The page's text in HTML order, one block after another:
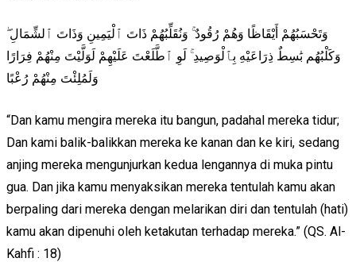
وَتَحْسَبُهُمْ أَيْقَاظًا وَهُمْ رُقُودٌ ۚ وَنُقَلِّبُهُمْ ذَاتَ ٱلْيَمِينِ وَذَاتَ ٱلشِّمَالِ ۖ
وَكَلْبُهُم بَٰسِطٌ ذِرَاعَيْهِ بِٱلْوَصِيدِ ۚ لَوِ ٱطَّلَعْتَ عَلَيْهِمْ لَوَلَّيْتَ مِنْهُمْ فِرَارًا
وَلَمُلِئْتَ مِنْهُمْ رُعْبًا
“Dan kamu mengira mereka itu bangun, padahal mereka tidur;
Dan kami balik-balikkan mereka ke kanan dan ke kiri, sedang
anjing mereka mengunjurkan kedua lengannya di muka pintu
gua. Dan jika kamu menyaksikan mereka tentulah kamu akan
berpaling dari mereka dengan melarikan diri dan tentulah (hati)
kamu akan dipenuhi oleh ketakutan terhadap mereka.” (QS. Al-
Kahfi : 18)